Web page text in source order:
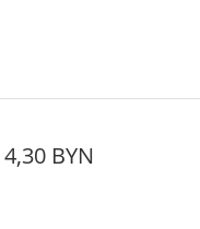
4,30 BYN